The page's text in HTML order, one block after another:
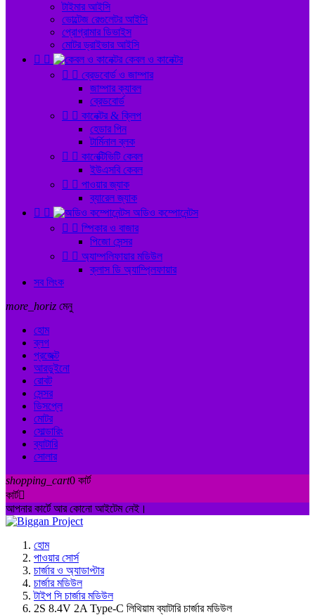
টাইমার আইসি
ভোল্টেজ রেগুলেটর আইসি
প্রোগ্রামার ডিভাইস
মোটর ড্রাইভার আইসি
 
কেবল ও কানেক্টর
  ব্রেডবোর্ড ও জাম্পার
জাম্পার ক্যাবল
ব্রেডবোর্ড
  কানেক্টর & ক্লিপ
হেডার পিন
টার্মিনাল ব্লক
  কানেক্টিভিটি কেবল
ইউএসবি কেবল
  পাওয়ার জ্যাক
ব্যারেল জ্যাক
 
অডিও কম্পোনেন্টস
  স্পিকার ও বাজার
পিজো সেন্সর
  অ্যাম্পলিফায়ার মডিউল
ক্লাস ডি অ্যাম্প্লিফায়ার
সব লিংক
more_horiz মেনু
হোম
ব্লগ
প্রজেক্ট
আরডুইনো
রোবট
সেন্সর
ডিসপ্লে
মোটর
সোল্ডারিং
ব্যাটারি
সোলার
shopping_cart0 কার্ট
কার্ট
আপনার কার্টে আর কোনো আইটেম নেই।
হোম
পাওয়ার সোর্স
চার্জার ও অ্যাডাপ্টার
চার্জার মডিউল
টাইপ সি চার্জার মডিউল
2S 8.4V 2A Type-C লিথিয়াম ব্যাটারি চার্জার মডিউল